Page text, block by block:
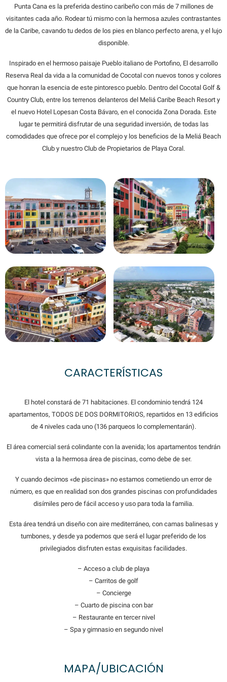
Punta Cana es la preferida destino caribeño con más de 7 millones de
visitantes cada año. Rodear tú mismo con la hermosa azules contrastantes
de la Caribe, cavando tu dedos de los pies en blanco perfecto arena, y el lujo
disponible.
Inspirado en el hermoso paisaje Pueblo italiano de Portofino, El desarrollo
Reserva Real da vida a la comunidad de Cocotal con nuevos tonos y colores
que honran la esencia de este pintoresco pueblo. Dentro del Cocotal Golf &
Country Club, entre los terrenos delanteros del Meliá Caribe Beach Resort y
el nuevo Hotel Lopesan Costa Bávaro, en el conocida Zona Dorada. Este
lugar te permitirá disfrutar de una seguridad inversión, de todas las
comodidades que ofrece por el complejo y los beneficios de la Meliá Beach
Club y nuestro Club de Propietarios de Playa Coral.
CARACTERÍSTICAS
El hotel constará de 71 habitaciones. El condominio tendrá 124
apartamentos, TODOS DE DOS DORMITORIOS, repartidos en 13 edificios
de 4 niveles cada uno (136 parqueos lo complementarán).
El área comercial será colindante con la avenida; los apartamentos tendrán
vista a la hermosa área de piscinas, como debe de ser.
Y cuando decimos «de piscinas» no estamos cometiendo un error de
número, es que en realidad son dos grandes piscinas con profundidades
disímiles pero de fácil acceso y uso para toda la familia.
Esta área tendrá un diseño con aire mediterráneo, con camas balinesas y
tumbones, y desde ya podemos que será el lugar preferido de los
privilegiados disfruten estas exquisitas facilidades.
– Acceso a club de playa
– Carritos de golf
– Concierge
– Cuarto de piscina con bar
– Restaurante en tercer nivel
– Spa y gimnasio en segundo nivel
MAPA/UBICACIÓN